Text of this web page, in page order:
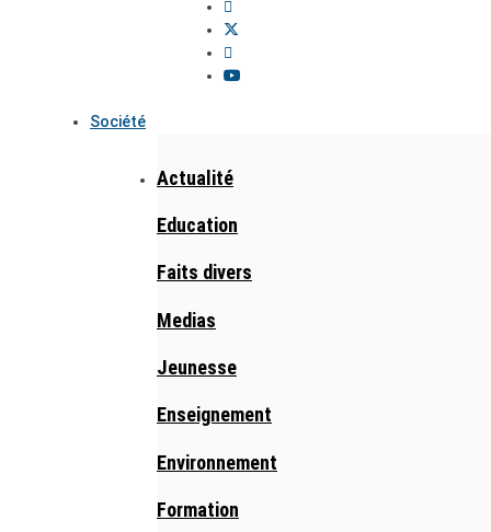
Société
Actualité
Education
Faits divers
Medias
Jeunesse
Enseignement
Environnement
Formation